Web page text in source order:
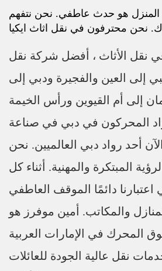
المنزل هو حدث عاطفي. نحن نتفهم
نحن محترفون في نقل اثاث ايكيا
نقل الأثاث ، أفضل شركة نقل
إلى العين والفجيرة ودبي إلى
إلى أم القيوين ورأس الخيمة
المحركون في دبي في صناعة
أحد رواد دبي العالميين. نحن
المبتكرة والمهنية. أثناء كل
دائمًا الموقف العاطفي
المنازل والمكاتب. أمين موفرز هو
المحرك في الإمارات العربية
نقل عالية الجودة للعائلات